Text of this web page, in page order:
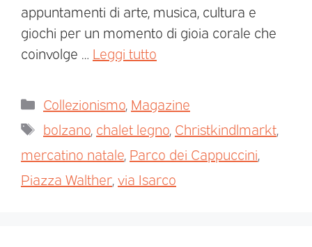
appuntamenti di arte, musica, cultura e
giochi per un momento di gioia corale che
coinvolge … Leggi tutto
Collezionismo Magazine
bolzano chalet legno Christkindlmarkt
mercatino natale Parco dei Cappuccini
Piazza Walther via Isarco